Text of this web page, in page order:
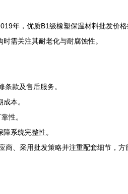
年，优质B1级橡塑保温材料批发价格
需关注其耐老化与耐腐蚀性。
款及售后服务。
本。
性。
系统完整性。
、采用批发策略并注重配套细节，